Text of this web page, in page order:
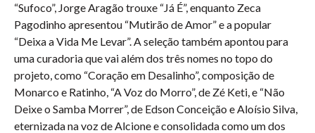
“Sufoco”, Jorge Aragão trouxe “Já É”, enquanto Zeca
Pagodinho apresentou “Mutirão de Amor” e a popular
“Deixa a Vida Me Levar”. A seleção também apontou para
uma curadoria que vai além dos três nomes no topo do
projeto, como “Coração em Desalinho”, composição de
Monarco e Ratinho, “A Voz do Morro”, de Zé Keti, e “Não
Deixe o Samba Morrer”, de Edson Conceição e Aloísio Silva,
eternizada na voz de Alcione e consolidada como um dos